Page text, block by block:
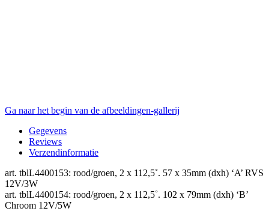
Ga naar het begin van de afbeeldingen-gallerij
Gegevens
Reviews
Verzendinformatie
art. tblL4400153: rood/groen, 2 x 112,5˚. 57 x 35mm (dxh) ‘A’ RVS
12V/3W
art. tblL4400154: rood/groen, 2 x 112,5˚. 102 x 79mm (dxh) ‘B’
Chroom 12V/5W